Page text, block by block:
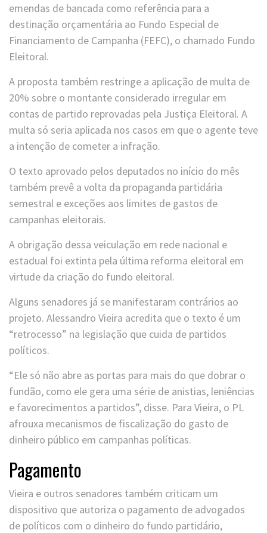
emendas de bancada como referência para a
destinação orçamentária ao Fundo Especial de
Financiamento de Campanha (FEFC), o chamado Fundo
Eleitoral.
A proposta também restringe a aplicação de multa de
20% sobre o montante considerado irregular em
contas de partido reprovadas pela Justiça Eleitoral. A
multa só seria aplicada nos casos em que o agente teve
a intenção de cometer a infração.
O texto aprovado pelos deputados no início do mês
também prevê a volta da propaganda partidária
semestral e exceções aos limites de gastos de
campanhas eleitorais.
A obrigação dessa veiculação em rede nacional e
estadual foi extinta pela última reforma eleitoral em
virtude da criação do fundo eleitoral.
Alguns senadores já se manifestaram contrários ao
projeto. Alessandro Vieira acredita que o texto é um
“retrocesso” na legislação que cuida de partidos
políticos.
“Ele só não abre as portas para mais do que dobrar o
fundão, como ele gera uma série de anistias, leniências
e favorecimentos a partidos”, disse. Para Vieira, o PL
afrouxa mecanismos de fiscalização do gasto de
dinheiro público em campanhas políticas.
Pagamento
Vieira e outros senadores também criticam um
dispositivo que autoriza o pagamento de advogados
de políticos com o dinheiro do fundo partidário,